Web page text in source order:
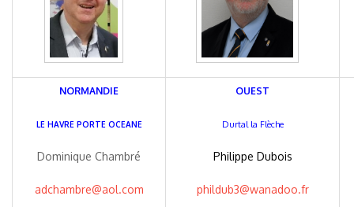
NORMANDIE
LE HAVRE PORTE OCEANE
Dominique Chambré
adchambre@aol.com
OUEST
Durtal la Flèche
Philippe Dubois
phildub3@wanadoo.fr